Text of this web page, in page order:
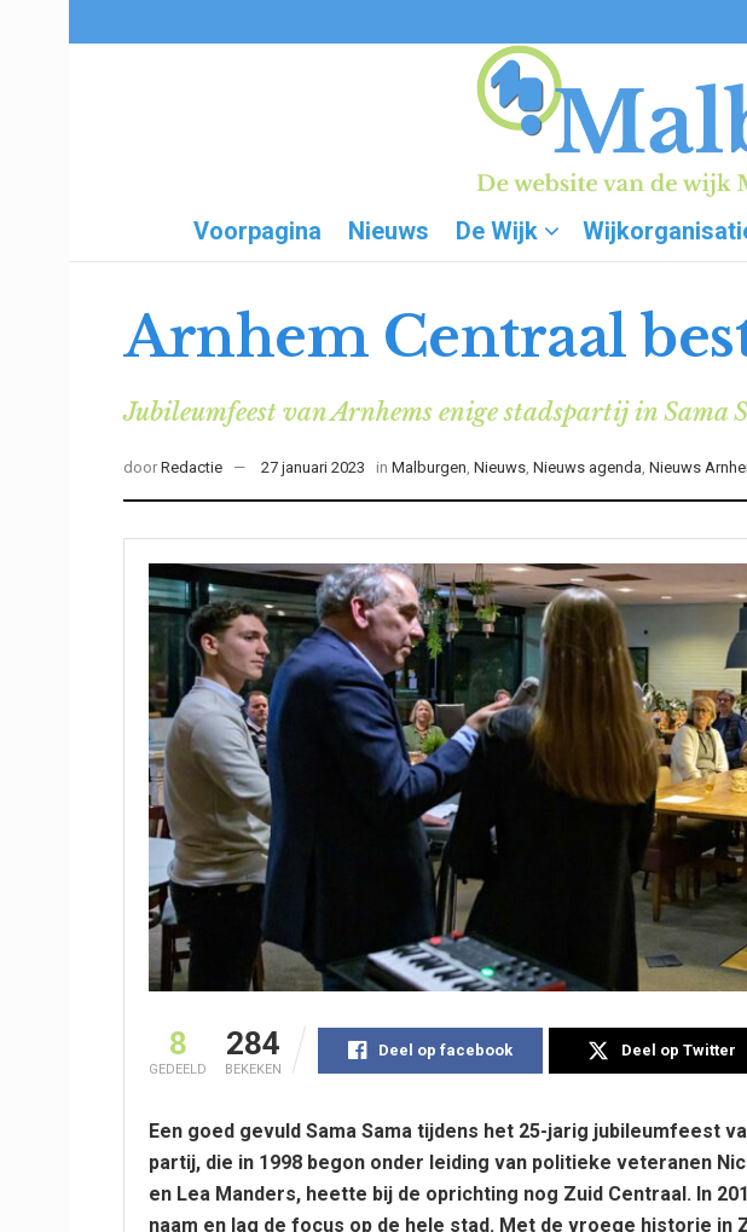
Voorpagina Nieuws De Wijk
Arnhem Centraal
Jubileumfeest van Arnhems enige stadspartij in Sama
door Redactie 27 januari 2023 in Malburgen, Nieuws, Nieuws agenda, Nieuws
8
GEDEELD
284
BEKEKEN
Deel op facebook Deel op Twitter
Een goed gevuld Sama Sama tijdens het 25-jarig jubileumfeest
partij, die in 1998 begon onder leiding van politieke veteranen
en Lea Manders, heette bij de oprichting nog Zuid Centraal. In
naam en lag de focus op de hele stad. Met de vroege historie in